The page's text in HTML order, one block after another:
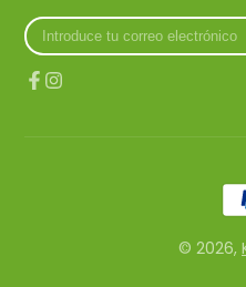
Introduce
tu
correo
electrónico
© 2026,